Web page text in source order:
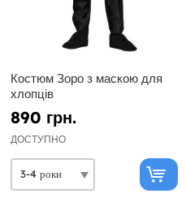
Костюм Зоро з маскою для
хлопців
890 грн.
ДОСТУПНО